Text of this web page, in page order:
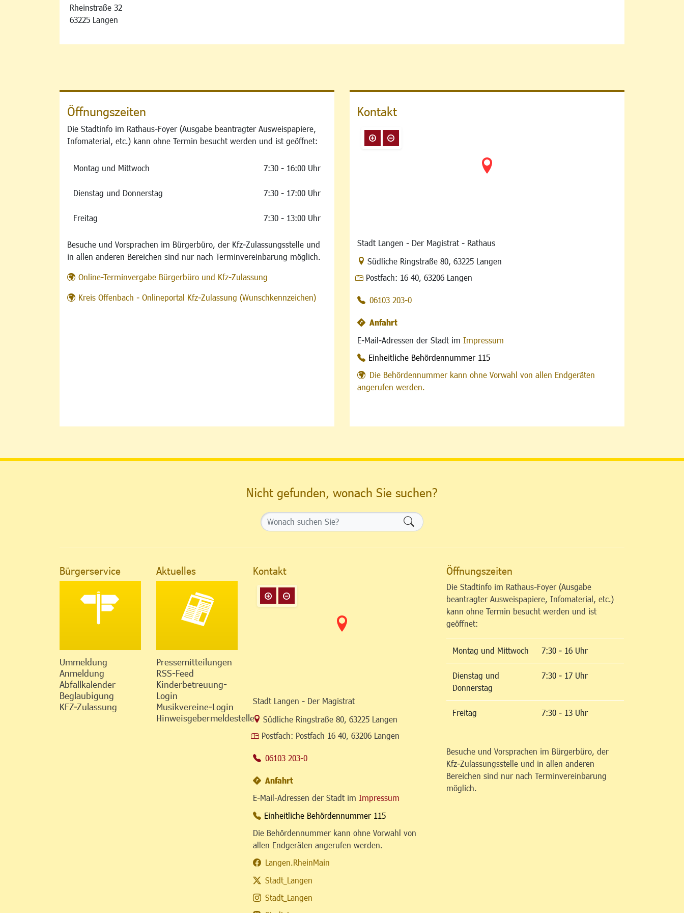
Rheinstraße 32
63225 Langen
Öffnungszeiten
Die Stadtinfo im Rathaus-Foyer (Ausgabe beantragter Ausweispapiere,
Infomaterial, etc.) kann ohne Termin besucht werden und ist geöffnet:
Montag und Mittwoch 7:30 - 16:00 Uhr
Dienstag und Donnerstag 7:30 - 17:00 Uhr
Freitag 7:30 - 13:00 Uhr
Besuche und Vorsprachen im Bürgerbüro, der Kfz-Zulassungsstelle und
in allen anderen Bereichen sind nur nach Terminvereinbarung möglich.
Online-Terminvergabe Bürgerbüro und Kfz-Zulassung
Kreis Offenbach - Onlineportal Kfz-Zulassung (Wunschkennzeichen)
Kontakt
Stadt Langen - Der Magistrat - Rathaus
Link zur Google-Maps Navigation
Südliche Ringstraße 80, 63225 Langen
Postfach: 16 40, 63206 Langen
06103 203-0
Anfahrt
E-Mail-Adressen der Stadt im Impressum
Einheitliche Behördennummer 115
Die Behördennummer kann ohne Vorwahl von allen Endgeräten
angerufen werden.
Nicht gefunden, wonach Sie suchen?
Formularschaltfläche
Bürgerservice
Ummeldung
Anmeldung
Abfallkalender
Beglaubigung
KFZ-Zulassung
Aktuelles
Pressemitteilungen
RSS-Feed
Kinderbetreuung-
Login
Musikvereine-Login
Hinweisgebermeldestelle
Kontakt
Stadt Langen - Der Magistrat
Link zur Google-Maps Navigation
Südliche Ringstraße 80 63225 Langen
Postfach: Postfach 16 40, 63206 Langen
06103 203-0
Anfahrt
E-Mail-Adressen der Stadt im Impressum
Einheitliche Behördennummer 115
Die Behördennummer kann ohne Vorwahl von
allen Endgeräten angerufen werden.
Langen.RheinMain
Stadt_Langen
Stadt_Langen
Öffnungszeiten
Die Stadtinfo im Rathaus-Foyer (Ausgabe
beantragter Ausweispapiere, Infomaterial, etc.)
kann ohne Termin besucht werden und ist
geöffnet:
Montag und Mittwoch 7:30 - 16 Uhr
Dienstag und
Donnerstag
7:30 - 17 Uhr
Freitag 7:30 - 13 Uhr
Besuche und Vorsprachen im Bürgerbüro, der
Kfz-Zulassungsstelle und in allen anderen
Bereichen sind nur nach Terminvereinbarung
möglich.